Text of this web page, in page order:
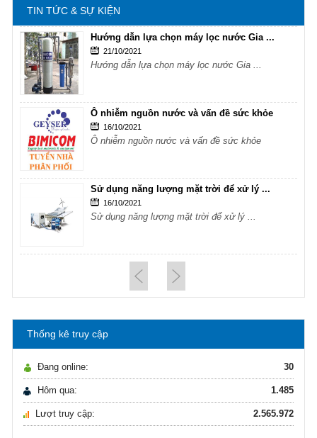
TIN TỨC & SỰ KIỆN
Hướng dẫn lựa chọn máy lọc nước Gia ...
21/10/2021
Hướng dẫn lựa chọn máy lọc nước Gia ...
Ô nhiễm nguồn nước và vấn đề sức khỏe
16/10/2021
Ô nhiễm nguồn nước và vấn đề sức khỏe
Sử dụng năng lượng mặt trời để xử lý ...
16/10/2021
Sử dụng năng lượng mặt trời để xử lý ...
Hướng dẫn lựa chọn máy lọc nước Gia ...
21/10/2021
Hướng dẫn lựa chọn máy lọc nước Gia ...
Ô nhiễm nguồn nước và vấn đề sức khỏe
Sử dụng năng lượng mặt trời để xử lý ...
Thống kê truy cập
Đang online: 30
Hôm qua: 1.485
Lượt truy cập: 2.565.972